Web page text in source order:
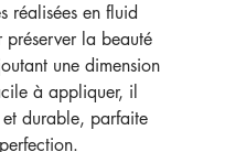
réalisées en fluid
la beauté
une dimension
à appliquer, il
durable, parfaite